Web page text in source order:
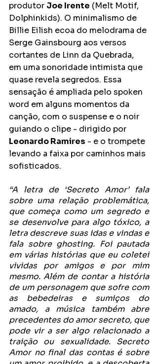
produtor Joe Irente (Melt Motif,
Dolphinkids). O minimalismo de
Billie Eilish ecoa do melodrama de
Serge Gainsbourg aos versos
cortantes de Linn da Quebrada,
em uma sonoridade intimista que
quase revela segredos. Essa
sensação é ampliada pelo spoken
word em alguns momentos da
canção, com o suspense e o noir
guiando o clipe - dirigido por
Leonardo Ramires - e o trompete
levando a faixa por caminhos mais
sofisticados.
“A letra de ‘Secreto Amor’ fala
sobre uma relação problemática,
que começa como um segredo e
se desenvolve para algo tóxico, a
letra descreve suas idas e vindas e
fala sobre ghosting. Foi pautada
em várias histórias que eu coletei
vividas por amigos e por mim
mesmo. Além de contar a história
de um personagem que sofre com
as bebedeiras e sumiços do
amado, a música também abre
precedentes do amor secreto, que
pode vir a ser algo relacionado a
traição ou sexualidade. Secreto
Amor no final das contas é sobre